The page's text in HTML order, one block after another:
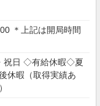
＊上記は開局時間
祝日 ◇有給休暇◇夏
休暇（取得実績あ